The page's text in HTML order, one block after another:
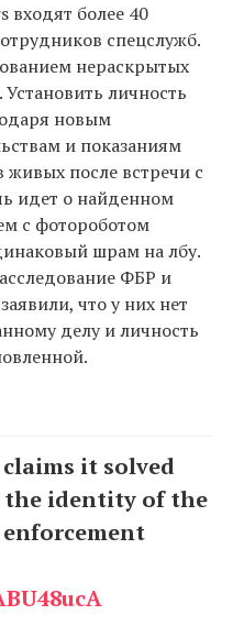
входят более 40
спецслужб.
нераскрытых
личность
новым
и показаниям
живых после встречи с
идет о найденном
с фотороботом
шрам на лбу.
ФБР и
что у них нет
делу и личность
it solved
the identity of the